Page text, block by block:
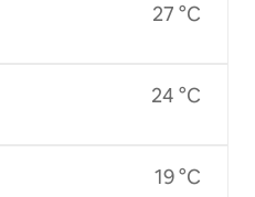
27 °C
24 °C
19 °C